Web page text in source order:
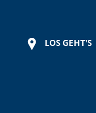
LOS GEHT'S